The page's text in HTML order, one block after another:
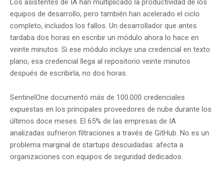
Los asistentes de IA han multiplicado la productividad de los
equipos de desarrollo, pero también han acelerado el ciclo
completo, incluidos los fallos. Un desarrollador que antes
tardaba dos horas en escribir un módulo ahora lo hace en
veinte minutos. Si ese módulo incluye una credencial en texto
plano, esa credencial llega al repositorio veinte minutos
después de escribirla, no dos horas.
SentinelOne documentó más de 100.000 credenciales
expuestas en los principales proveedores de nube durante los
últimos doce meses. El 65% de las empresas de IA
analizadas sufrieron filtraciones a través de GitHub. No es un
problema marginal de startups descuidadas: afecta a
organizaciones con equipos de seguridad dedicados.